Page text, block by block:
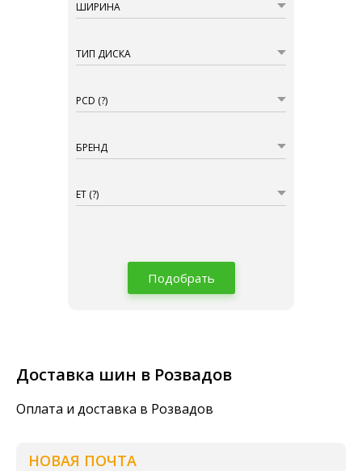
ШИРИНА
ТИП ДИСКА
PCD (?)
БРЕНД
ET (?)
Подобрать
Доставка шин в Розвадов
Оплата и доставка в Розвадов
НОВАЯ ПОЧТА